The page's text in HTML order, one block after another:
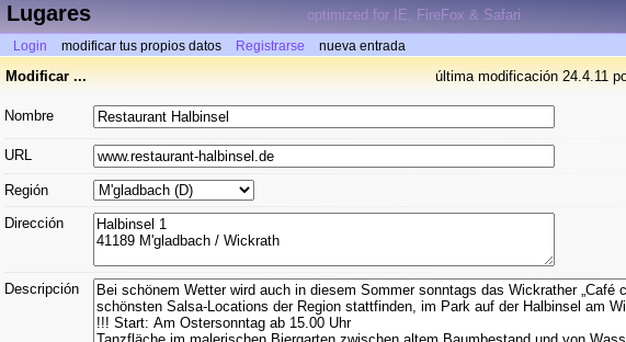
Lugares optimized for IE, FireFox & Safari
Login modificar tus propios datos Registrarse nueva entrada
Modificar ... última modificación 24.4.11
Nombre
URL
Región
Dirección
Descripción